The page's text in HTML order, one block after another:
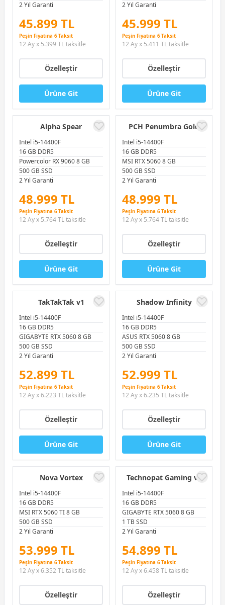
2 Yıl Garanti
45.899 TL
Peşin Fiyatına 6 Taksit
12 Ay x 5.399 TL taksitle
Özelleştir
Ürüne Git
2 Yıl Garanti
45.999 TL
Peşin Fiyatına 6 Taksit
12 Ay x 5.411 TL taksitle
Özelleştir
Ürüne Git
Alpha Spear
Intel i5-14400F
16 GB DDR5
Powercolor RX 9060 8 GB
500 GB SSD
2 Yıl Garanti
48.999 TL
Peşin Fiyatına 6 Taksit
12 Ay x 5.764 TL taksitle
Özelleştir
Ürüne Git
PCH Penumbra Gold
Intel i5-14400F
16 GB DDR5
MSI RTX 5060 8 GB
500 GB SSD
2 Yıl Garanti
48.999 TL
Peşin Fiyatına 6 Taksit
12 Ay x 5.764 TL taksitle
Özelleştir
Ürüne Git
TakTakTak v1
Intel i5-14400F
16 GB DDR5
GIGABYTE RTX 5060 8 GB
500 GB SSD
2 Yıl Garanti
52.899 TL
Peşin Fiyatına 6 Taksit
12 Ay x 6.223 TL taksitle
Özelleştir
Ürüne Git
Shadow Infinity
Intel i5-14400F
16 GB DDR5
ASUS RTX 5060 8 GB
500 GB SSD
2 Yıl Garanti
52.999 TL
Peşin Fiyatına 6 Taksit
12 Ay x 6.235 TL taksitle
Özelleştir
Ürüne Git
Nova Vortex
Intel i5-14400F
16 GB DDR5
MSI RTX 5060 TI 8 GB
500 GB SSD
2 Yıl Garanti
53.999 TL
Peşin Fiyatına 6 Taksit
12 Ay x 6.352 TL taksitle
Özelleştir
Technopat Gaming v1
Intel i5-14400F
16 GB DDR5
GIGABYTE RTX 5060 8 GB
1 TB SSD
2 Yıl Garanti
54.899 TL
Peşin Fiyatına 6 Taksit
12 Ay x 6.458 TL taksitle
Özelleştir